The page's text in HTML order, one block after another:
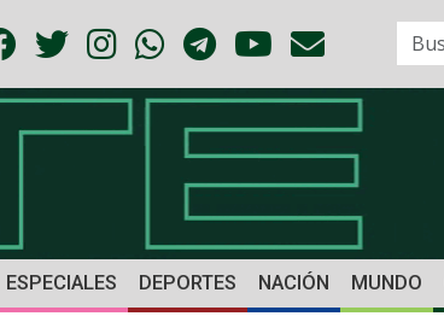
ESPECIALES DEPORTES NACIÓN MUNDO